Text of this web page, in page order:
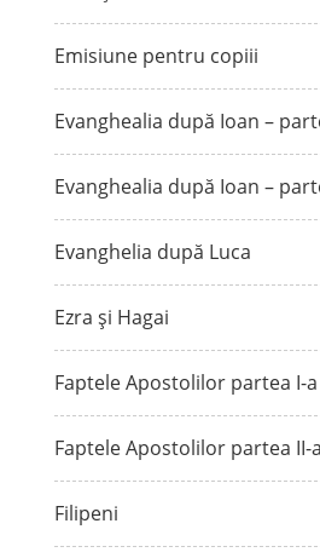
Emisiune pentru copiii
Evanghealia după Ioan –
Evanghealia după Ioan –
Evanghelia după Luca
Ezra și Hagai
Faptele Apostolilor partea I-a
Faptele Apostolilor partea II-a
Filipeni